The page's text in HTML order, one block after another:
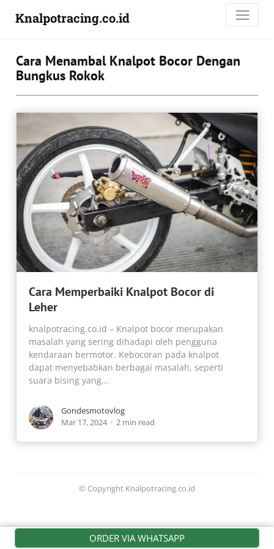
Knalpotracing.co.id
Cara Menambal Knalpot Bocor Dengan
Bungkus Rokok
Cara Memperbaiki Knalpot Bocor di
Leher
knalpotracing.co.id – Knalpot bocor merupakan
masalah yang sering dihadapi oleh pengguna
kendaraan bermotor. Kebocoran pada knalpot
dapat menyebabkan berbagai masalah, seperti
suara bising yang...
Gondesmotovlog
Mar 17, 2024
2 min read
ORDER VIA WHATSAPP
© Copyright Knalpotracing.co.id